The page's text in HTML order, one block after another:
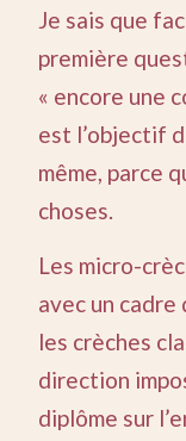
Je sais que
première
« encore une
est l’objectif
même, parce
choses.
Les micro-
avec un cadre
les crèches
direction
diplôme sur